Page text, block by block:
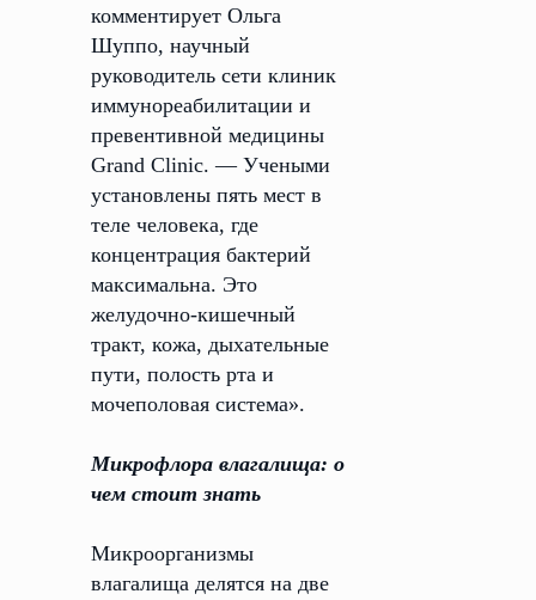
комментирует Ольга
Шуппо, научный
руководитель сети клиник
иммунореабилитации и
превентивной медицины
Grand Clinic. — Учеными
установлены пять мест в
теле человека, где
концентрация бактерий
максимальна. Это
желудочно-кишечный
тракт, кожа, дыхательные
пути, полость рта и
мочеполовая система».
Микрофлора влагалища: о
чем стоит знать
Микроорганизмы
влагалища делятся на две